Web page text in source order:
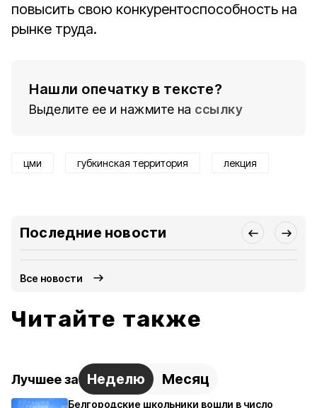
повысить свою конкурентоспособность на
рынке труда.
Нашли опечатку в тексте?
Выделите ее и нажмите на ссылку
цми губкинская территория лекция
Последние новости
Все новости
Читайте также
Лучшее за Неделю Месяц
Белгородские школьники вошли в число